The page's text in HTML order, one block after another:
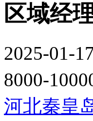
区域经
2025-01-
8000-
河北秦皇